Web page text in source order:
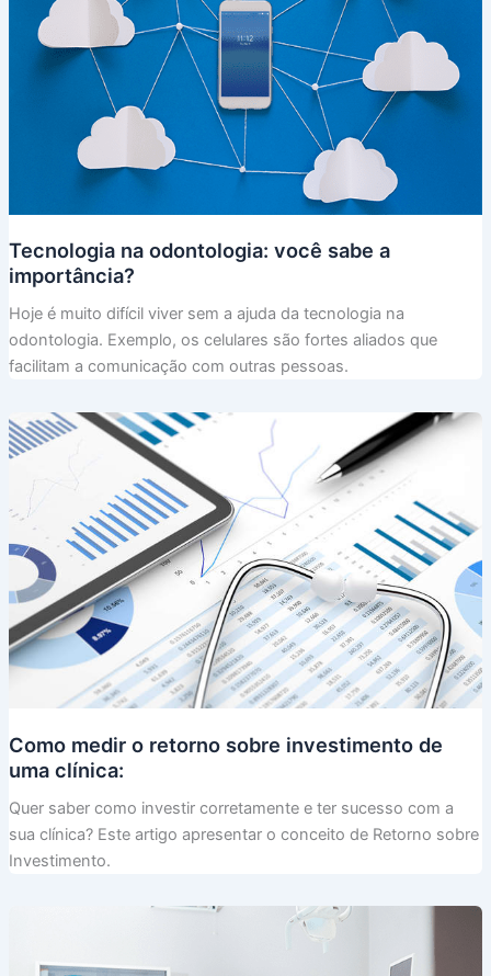
Tecnologia na odontologia: você sabe a
importância?
Hoje é muito difícil viver sem a ajuda da tecnologia na
odontologia. Exemplo, os celulares são fortes aliados que
facilitam a comunicação com outras pessoas.
Como medir o retorno sobre investimento de
uma clínica:
Quer saber como investir corretamente e ter sucesso com a
sua clínica? Este artigo apresentar o conceito de Retorno sobre
Investimento.